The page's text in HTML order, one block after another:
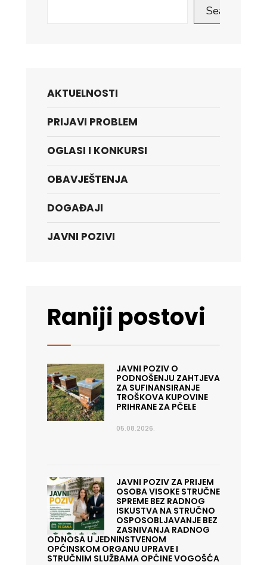
Search
AKTUELNOSTI
PRIJAVI PROBLEM
OGLASI I KONKURSI
OBAVJEŠTENJA
DOGAĐAJI
JAVNI POZIVI
Raniji postovi
JAVNI POZIV O
PODNOŠENJU ZAHTJEVA
ZA SUFINANSIRANJE
TROŠKOVA KUPOVINE
PRIHRANE ZA PČELE
05.08.2026.
JAVNI POZIV ZA PRIJEM
OSOBA VISOKE STRUČNE
SPREME BEZ RADNOG
ISKUSTVA NA STRUČNO
OSPOSOBLJAVANJE BEZ
ZASNIVANJA RADNOG
ODNOSA U JEDNINSTVENOM
OPĆINSKOM ORGANU UPRAVE I
STRUČNIM SLUŽBAMA OPĆINE VOGOŠĆA